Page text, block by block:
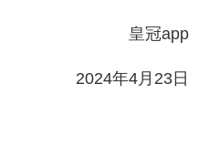
皇冠app
2024年4月23日